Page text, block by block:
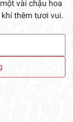
vài chậu hoa
thêm tươi vui.